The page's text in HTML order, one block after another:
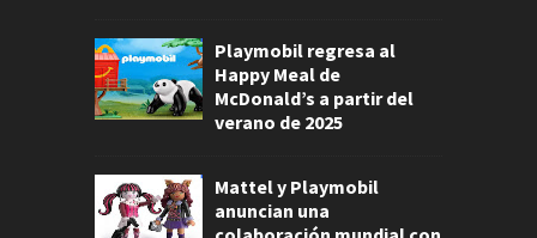
Playmobil regresa al
Happy Meal de
McDonald’s a partir del
verano de 2025
Mattel y Playmobil
anuncian una